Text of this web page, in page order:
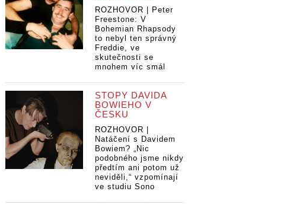
ROZHOVOR | Peter
Freestone: V
Bohemian Rhapsody
to nebyl ten správný
Freddie, ve
skutečnosti se
mnohem víc smál
STOPY DAVIDA
BOWIEHO V
ČESKU
ROZHOVOR |
Natáčení s Davidem
Bowiem? „Nic
podobného jsme nikdy
předtím ani potom už
neviděli,“ vzpomínají
ve studiu Sono